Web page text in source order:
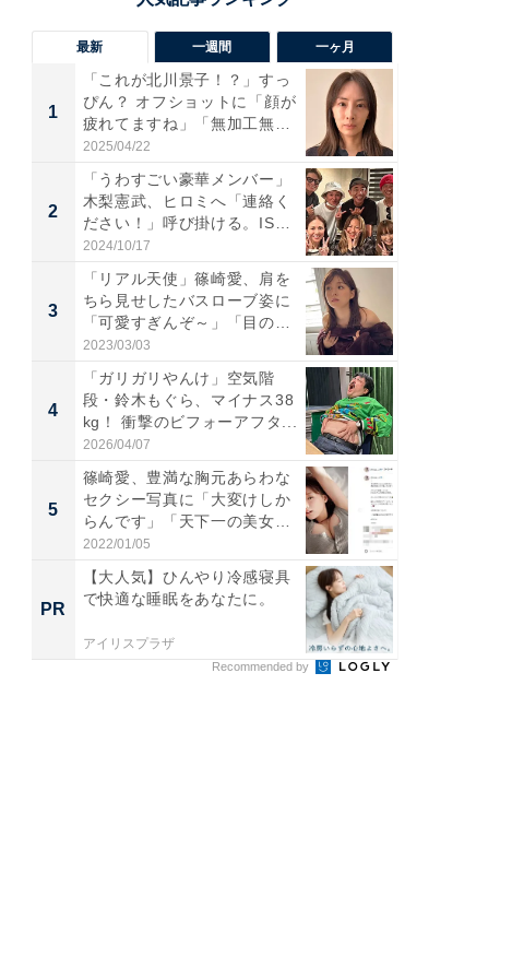
最新 一週間 一ヶ月
1
「これが北川景子！？」すっ
ぴん？ オフショットに「顔が
疲れてますね」「無加工無
表...
2025/04/22
2
「うわすごい豪華メンバー」
木梨憲武、ヒロミへ「連絡く
ださい！」呼び掛ける。IS
S...
2024/10/17
3
「リアル天使」篠崎愛、肩を
ちら見せしたバスローブ姿に
「可愛すぎんぞ～」「目の表
情...
2023/03/03
4
「ガリガリやんけ」空気階
段・鈴木もぐら、マイナス38
kg！ 衝撃のビフォーアフタ...
2026/04/07
5
篠崎愛、豊満な胸元あらわな
セクシー写真に「大変けしか
らんです」「天下一の美女で
す...
2022/01/05
PR
【大人気】ひんやり冷感寝具
で快適な睡眠をあなたに。
アイリスプラザ
Recommended by